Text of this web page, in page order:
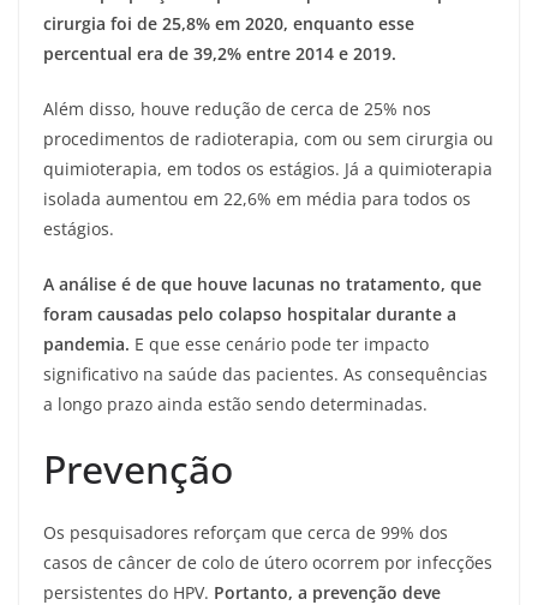
cirurgia foi de 25,8% em 2020, enquanto esse
percentual era de 39,2% entre 2014 e 2019.
Além disso, houve redução de cerca de 25% nos
procedimentos de radioterapia, com ou sem cirurgia ou
quimioterapia, em todos os estágios. Já a quimioterapia
isolada aumentou em 22,6% em média para todos os
estágios.
A análise é de que houve lacunas no tratamento, que
foram causadas pelo colapso hospitalar durante a
pandemia. E que esse cenário pode ter impacto
significativo na saúde das pacientes. As consequências
a longo prazo ainda estão sendo determinadas.
Prevenção
Os pesquisadores reforçam que cerca de 99% dos
casos de câncer de colo de útero ocorrem por infecções
persistentes do HPV. Portanto, a prevenção deve